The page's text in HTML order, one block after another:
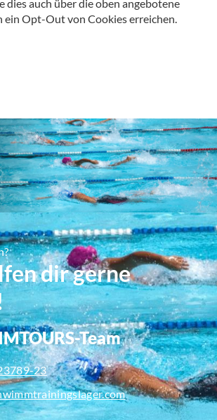
dies auch über die oben angebotene
ein Opt-Out von Cookies erreichen.
dir gerne
Team
23